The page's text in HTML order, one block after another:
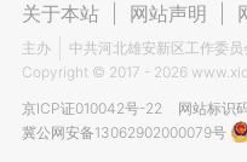
关于本站 网站声明
主办
中共河北雄安新区工作委
Copyright © 2017 - 2026
京ICP证010042号-22
网站标识
冀公网安备13062902000079号